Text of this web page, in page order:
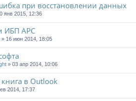
при восстановлении данных
янв 2015, 12:36
ИБП APC
» 16 июн 2014, 18:05
» 03 апр 2014, 10:06
в Outlook
2014, 17:37